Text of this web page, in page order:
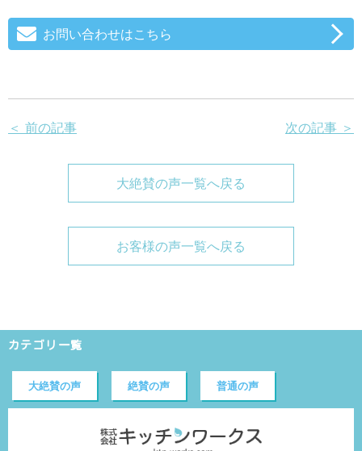
お問い合わせはこちら
＜ 前の記事 次の記事 ＞
大絶賛の声一覧へ戻る
お客様の声一覧へ戻る
カテゴリ一覧
大絶賛の声 絶賛の声 普通の声